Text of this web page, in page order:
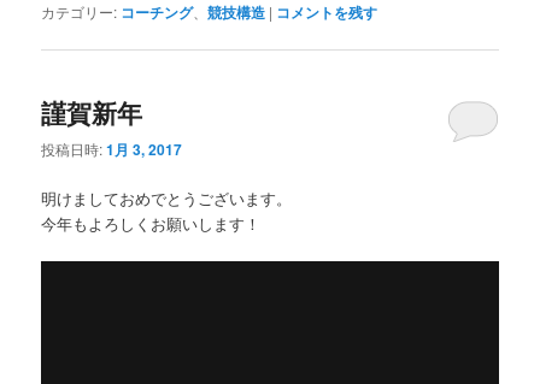
カテゴリー: コーチング、競技構造 | コメントを残す
謹賀新年
投稿日時:1月 3, 2017
明けましておめでとうございます。
今年もよろしくお願いします！